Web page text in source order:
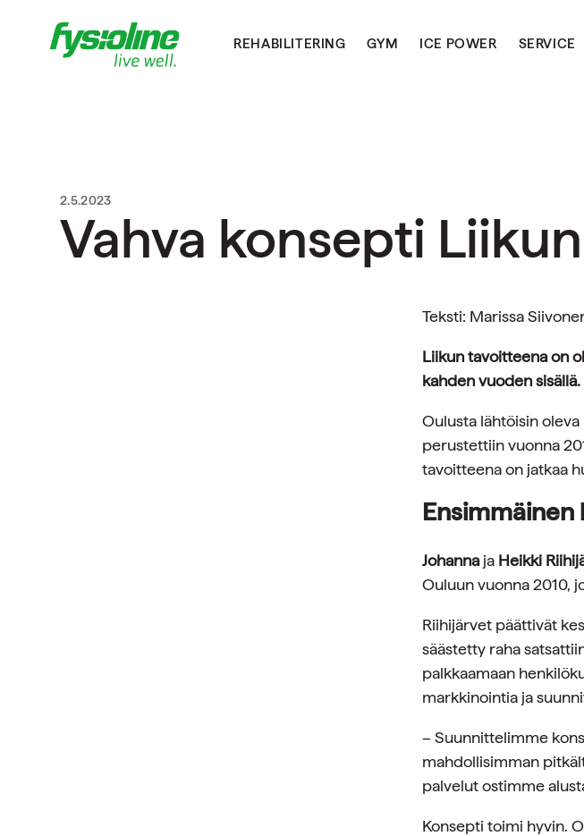
REHABILITERING GYM ICE POWER SERVICE
2.5.2023
Vahva konsepti
Teksti: Marissa
Liikun tavoitteena on
kahden vuoden sisällä.
Oulusta lähtöisin
perustettiin vuonna
tavoitteena on jatkaa
Johannaja Heikki
Ouluun vuonna 2010,
Riihijärvet päättivät
säästetty raha
palkkaamaan
markkinointia ja
– Suunnittelimme
mahdollisimman
palvelut ostimme
Konsepti toimi hyvin.